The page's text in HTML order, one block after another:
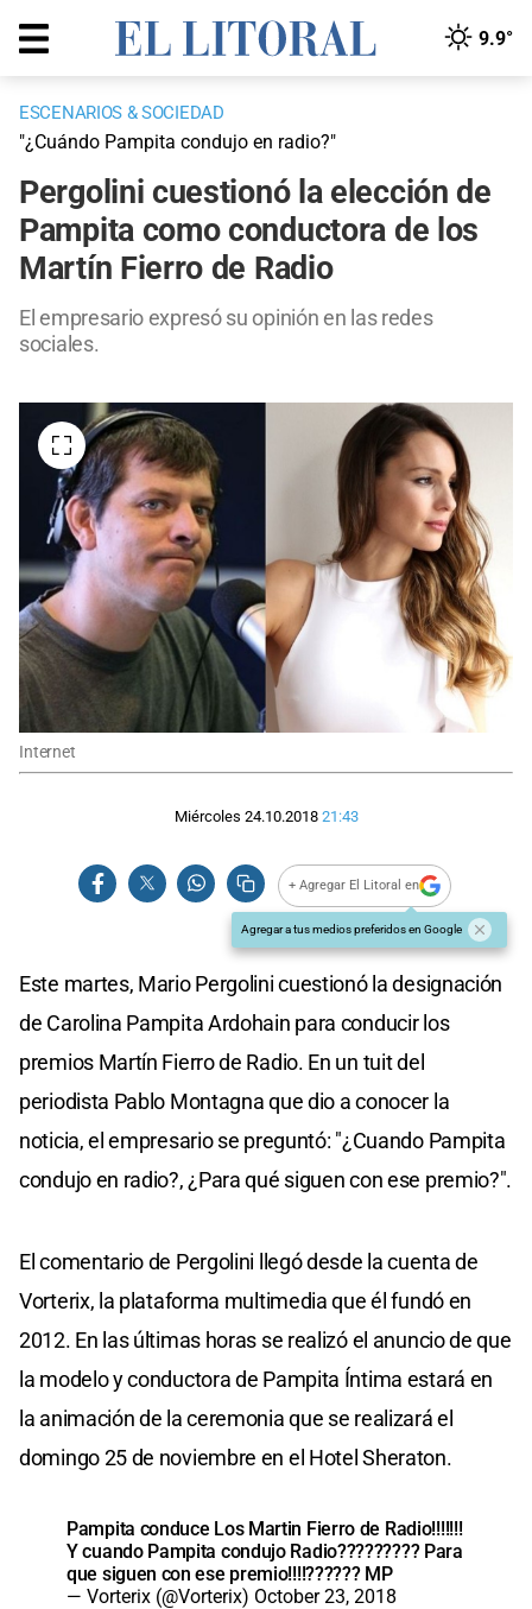
9.9°
ESCENARIOS & SOCIEDAD
"¿Cuándo Pampita condujo en radio?"
Pergolini cuestionó la elección de
Pampita como conductora de los
Martín Fierro de Radio
El empresario expresó su opinión en las redes
sociales.
Internet
Miércoles 24.10.2018 21:43
+ Agregar El Litoral en
Agregar a tus medios preferidos en Google
Este martes, Mario Pergolini cuestionó la designación
de Carolina Pampita Ardohain para conducir los
premios Martín Fierro de Radio. En un tuit del
periodista Pablo Montagna que dio a conocer la
noticia, el empresario se preguntó: "¿Cuando Pampita
condujo en radio?, ¿Para qué siguen con ese premio?".
El comentario de Pergolini llegó desde la cuenta de
Vorterix, la plataforma multimedia que él fundó en
2012. En las últimas horas se realizó el anuncio de que
la modelo y conductora de Pampita Íntima estará en
la animación de la ceremonia que se realizará el
domingo 25 de noviembre en el Hotel Sheraton.
Pampita conduce Los Martin Fierro de Radio!!!!!!!
Y cuando Pampita condujo Radio????????? Para
que siguen con ese premio!!!!?????? MP
— Vorterix (@Vorterix) October 23, 2018